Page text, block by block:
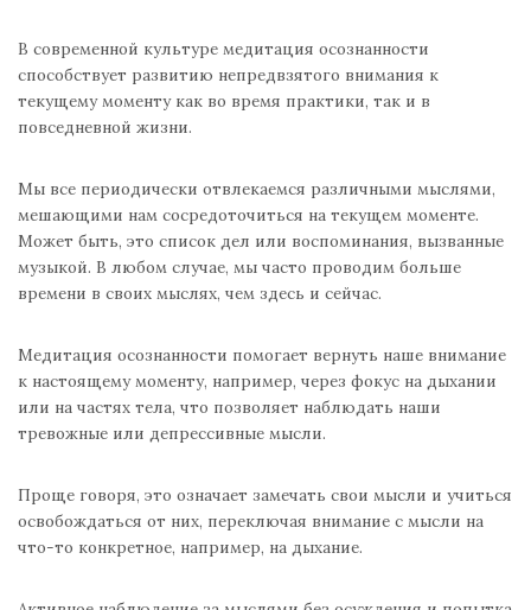
В современной культуре медитация осознанности
способствует развитию непредвзятого внимания к
текущему моменту как во время практики, так и в
повседневной жизни.
Мы все периодически отвлекаемся различными мыслями,
мешающими нам сосредоточиться на текущем моменте.
Может быть, это список дел или воспоминания, вызванные
музыкой. В любом случае, мы часто проводим больше
времени в своих мыслях, чем здесь и сейчас.
Медитация осознанности помогает вернуть наше внимание
к настоящему моменту, например, через фокус на дыхании
или на частях тела, что позволяет наблюдать наши
тревожные или депрессивные мысли.
Проще говоря, это означает замечать свои мысли и учиться
освобождаться от них, переключая внимание с мысли на
что-то конкретное, например, на дыхание.